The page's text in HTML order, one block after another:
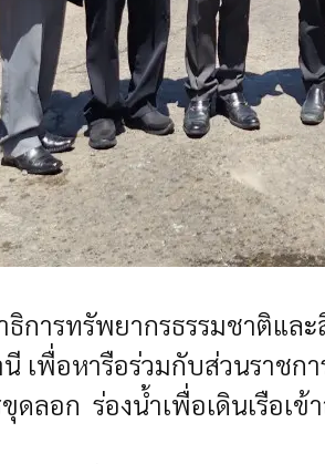
ารทรัพยากรธรรมชาติแ
เพื่อหารือร่วมกับส่วนราชก
ลอก ร่องน้ำเพื่อเดินเรือ